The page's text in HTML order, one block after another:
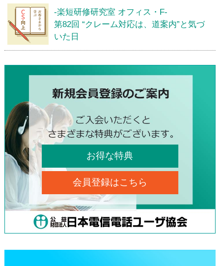
-楽短研修研究室 オフィス・F-
第82回 “クレーム対応は、道案内”と気づ
いた日
お得な特典
会員登録はこちら